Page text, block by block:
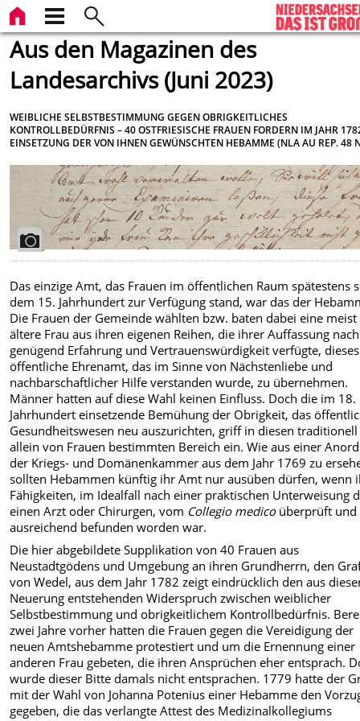
Aus den Magazinen des
Landesarchivs (Juni 2023)
WEIBLICHE SELBSTBESTIMMUNG GEGEN OBRIGKEITLICHES
KONTROLLBEDÜRFNIS – 40 OSTFRIESISCHE FRAUEN FORDERN IM JAHR
EINSETZUNG DER VON IHNEN GEWÜNSCHTEN HEBAMME (NLA AU REP. 48
Das einzige Amt, das Frauen im öffentlichen Raum spätestens
dem 15. Jahrhundert zur Verfügung stand, war das der
Die Frauen der Gemeinde wählten bzw. baten dabei eine meist
ältere Frau aus ihren eigenen Reihen, die ihrer Auffassung
genügend Erfahrung und Vertrauenswürdigkeit verfügte, dieses
öffentliche Ehrenamt, das im Sinne von Nächstenliebe und
nachbarschaftlicher Hilfe verstanden wurde, zu übernehmen.
Männer hatten auf diese Wahl keinen Einfluss. Doch die im 18.
Jahrhundert einsetzende Bemühung der Obrigkeit, das
Gesundheitswesen neu auszurichten, griff in diesen traditionell
allein von Frauen bestimmten Bereich ein. Wie aus einer
der Kriegs- und Domänenkammer aus dem Jahr 1769 zu
sollten Hebammen künftig ihr Amt nur ausüben dürfen, wenn
Fähigkeiten, im Idealfall nach einer praktischen Unterweisung
einen Arzt oder Chirurgen, vom Collegio medicoüberprüft und
ausreichend befunden worden war.
Die hier abgebildete Supplikation von 40 Frauen aus
Neustadtgödens und Umgebung an ihren Grundherrn, den
von Wedel, aus dem Jahr 1782 zeigt eindrücklich den aus
Neuerung entstehenden Widerspruch zwischen weiblicher
Selbstbestimmung und obrigkeitlichem Kontrollbedürfnis.
zwei Jahre vorher hatten die Frauen gegen die Vereidigung der
neuen Amtshebamme protestiert und um die Ernennung einer
anderen Frau gebeten, die ihren Ansprüchen eher entsprach.
wurde dieser Bitte damals nicht entsprachen. 1779 hatte der
mit der Wahl von Johanna Potenius einer Hebamme den
gegeben, die das verlangte Attest des Medizinalkollegiums